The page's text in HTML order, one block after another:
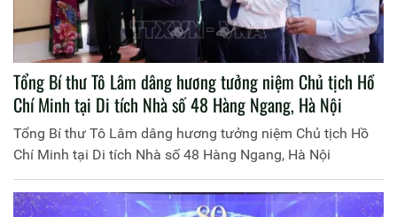
Tổng Bí thư Tô Lâm dâng hương tưởng niệm Chủ tịch Hồ
Chí Minh tại Di tích Nhà số 48 Hàng Ngang, Hà Nội
Tổng Bí thư Tô Lâm dâng hương tưởng niệm Chủ tịch Hồ
Chí Minh tại Di tích Nhà số 48 Hàng Ngang, Hà Nội